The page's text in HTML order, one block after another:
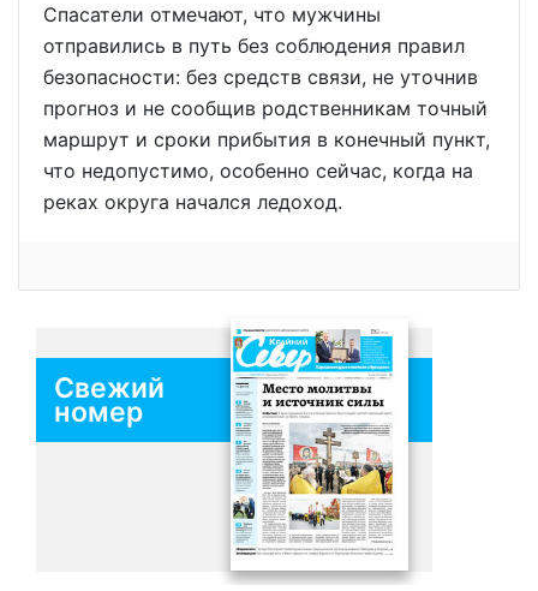
Спасатели отмечают, что мужчины
отправились в путь без соблюдения правил
безопасности: без средств связи, не уточнив
прогноз и не сообщив родственникам точный
маршрут и сроки прибытия в конечный пункт,
что недопустимо, особенно сейчас, когда на
реках округа начался ледоход.
Свежий
номер